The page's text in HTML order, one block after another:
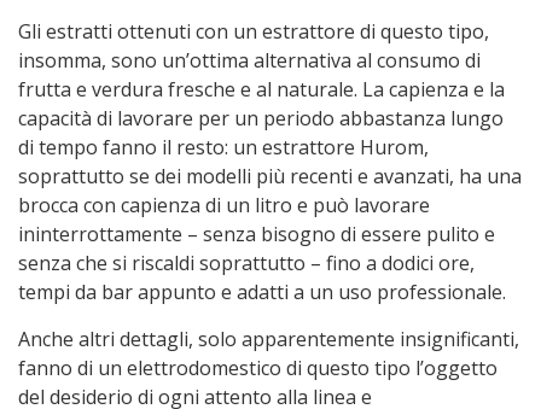
Gli estratti ottenuti con un estrattore di questo tipo,
insomma, sono un’ottima alternativa al consumo di
frutta e verdura fresche e al naturale. La capienza e la
capacità di lavorare per un periodo abbastanza lungo
di tempo fanno il resto: un estrattore Hurom,
soprattutto se dei modelli più recenti e avanzati, ha una
brocca con capienza di un litro e può lavorare
ininterrottamente – senza bisogno di essere pulito e
senza che si riscaldi soprattutto – fino a dodici ore,
tempi da bar appunto e adatti a un uso professionale.
Anche altri dettagli, solo apparentemente insignificanti,
fanno di un elettrodomestico di questo tipo l’oggetto
del desiderio di ogni attento alla linea e